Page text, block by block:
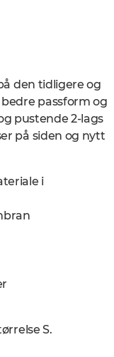
den tidligere og
passform og
pustende 2-lags
på siden og nytt
i
S.